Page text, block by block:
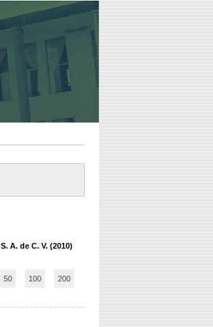
A. de C. V. (2010)
50 100 200